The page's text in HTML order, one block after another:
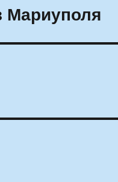
Мариуполя